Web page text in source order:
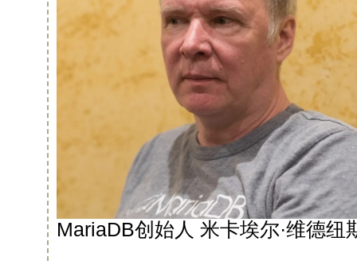
MariaDB创始人 米卡埃尔·维德纽